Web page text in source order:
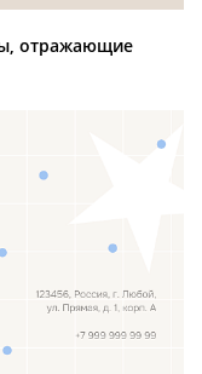
отражающие